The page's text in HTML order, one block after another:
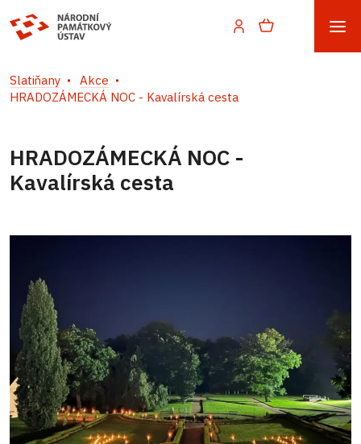
Slatiňany
Akce
HRADOZÁMECKÁ NOC - Kavalírská cesta
HRADOZÁMECKÁ NOC -
Kavalírská cesta